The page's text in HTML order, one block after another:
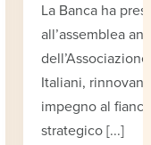
La Banca ha
all’assemblea
Italiani,
impegno al
strategico [...]